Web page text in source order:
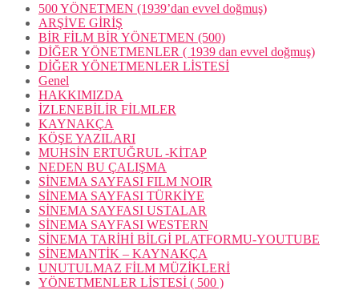
500 YÖNETMEN (1939’dan evvel doğmuş)
ARŞİVE GİRİŞ
BİR FİLM BİR YÖNETMEN (500)
DİĞER YÖNETMENLER ( 1939 dan evvel doğmuş)
DİĞER YÖNETMENLER LİSTESİ
Genel
HAKKIMIZDA
İZLENEBİLİR FİLMLER
KAYNAKÇA
KÖŞE YAZILARI
MUHSİN ERTUĞRUL -KİTAP
NEDEN BU ÇALIŞMA
SİNEMA SAYFASI FILM NOIR
SİNEMA SAYFASI TÜRKİYE
SİNEMA SAYFASI USTALAR
SİNEMA SAYFASI WESTERN
SİNEMA TARİHİ BİLGİ PLATFORMU-YOUTUBE
SİNEMANTİK – KAYNAKÇA
UNUTULMAZ FİLM MÜZİKLERİ
YÖNETMENLER LİSTESİ ( 500 )